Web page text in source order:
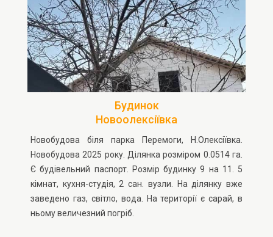
Будинок
Новоолексіївка
Новобудова біля парка Перемоги, Н.Олексіївка.
Новобудова 2025 року. Ділянка розміром 0.0514 га.
Є будівельний паспорт. Розмір будинку 9 на 11. 5
кімнат, кухня-студія, 2 сан. вузли. На ділянку вже
заведено газ, світло, вода. На території є сарай, в
ньому величезний погріб.